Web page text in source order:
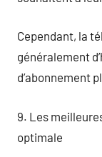
Cependant, la
généralement
d’abonnement
9. Les
optimale